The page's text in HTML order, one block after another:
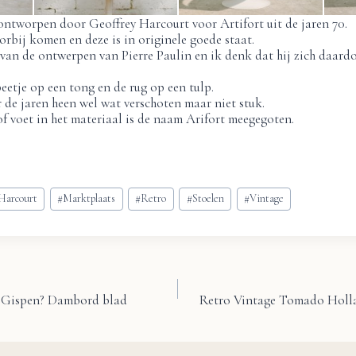
door Geoffrey Harcourt voor Artifort uit de jaren 70.
komen en deze is in originele goede staat.
de ontwerpen van Pierre Paulin en ik denk dat hij zich
op een tong en de rug op een tulp.
jaren heen wel wat verschoten maar niet stuk.
voet in het materiaal is de naam Arifort meegegoten.
#Marktplaats #Retro #Stoelen #Vintage
Dambord blad Retro Vintage Tomado